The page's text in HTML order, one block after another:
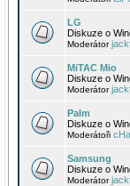
LG
Diskuze o
Moderátor
MiTAC Mio
Diskuze o
Moderátor
Palm
Diskuze o
Moderátoři
Samsung
Diskuze o
Moderátor